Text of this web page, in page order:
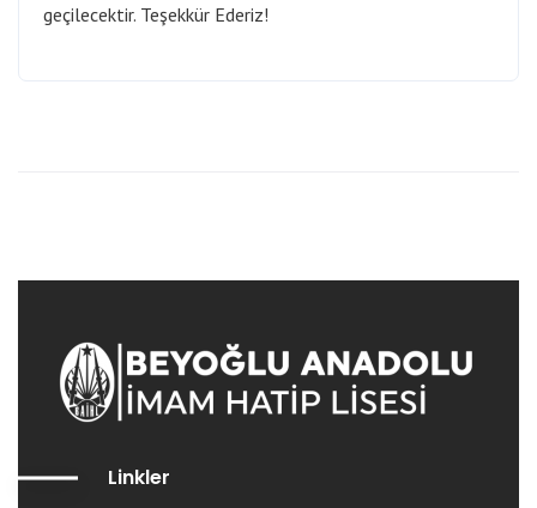
geçilecektir. Teşekkür Ederiz!
Linkler